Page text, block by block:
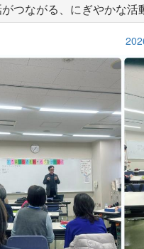
つながる、にぎやかな活